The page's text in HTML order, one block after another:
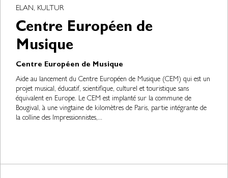
ELAN, KULTUR
Centre Européen de
Musique
Centre Européen de Musique
Aide au lancement du Centre Européen de Musique (CEM) qui est un
projet musical, éducatif, scientifique, culturel et touristique sans
équivalent en Europe. Le CEM est implanté sur la commune de
Bougival, à une vingtaine de kilomètres de Paris, partie intégrante de
la colline des Impressionnistes,...